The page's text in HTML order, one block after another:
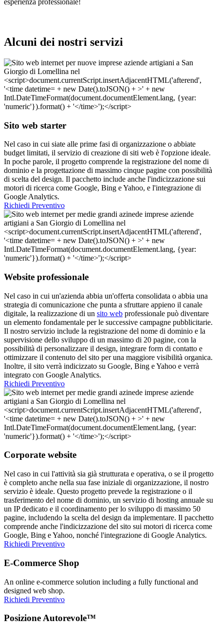
esperienza professionale!
Alcuni dei nostri servizi
Sito web starter
Nel caso in cui siate alle prime fasi di organizzazione o abbiate
budget limitati, il servizio di creazione di siti web è l'opzione ideale.
In poche parole, il progetto comprende la registrazione del nome di
dominio e la progettazione di massimo cinque pagine con possibilità
di scelta del design. Il pacchetto include anche l'indicizzazione sui
motori di ricerca come Google, Bing e Yahoo, e l'integrazione di
Google Analytics.
Richiedi Preventivo
Website professionale
Nel caso in cui un'azienda abbia un'offerta consolidata o abbia una
strategia di comunicazione che punta a sfruttare appieno il canale
digitale, la realizzazione di un sito web professionale può diventare
un elemento fondamentale per le successive campagne pubblicitarie.
Il nostro servizio include la registrazione del nome di dominio e la
supervisione dello sviluppo di un massimo di 20 pagine, con la
possibilità di personalizzare il design, integrare form di contatto e
ottimizzare il contenuto del sito per una maggiore visibilità organica.
Inoltre, il sito verrà indicizzato su Google, Bing e Yahoo e verrà
integrato con Google Analytics.
Richiedi Preventivo
Corporate website
Nel caso in cui l'attività sia già strutturata e operativa, o se il progetto
è completo anche nella sua fase iniziale di organizzazione, il nostro
servizio è ideale. Questo progetto prevede la registrazione o il
trasferimento del nome di dominio, un servizio di hosting annuale su
un IP dedicato e il coordinamento per lo sviluppo di massimo 50
pagine, includendo la scelta del design da implementare. Il pacchetto
comprende anche l'indicizzazione del sito sui motori di ricerca come
Google, Bing e Yahoo, nonché l'integrazione di Google Analytics.
Richiedi Preventivo
E-Commerce Shop
An online e-commerce solution including a fully functional and
designed web shop.
Richiedi Preventivo
Posizione Autorevole™